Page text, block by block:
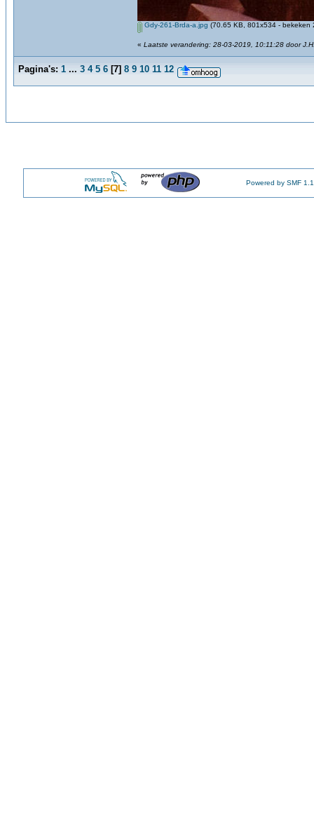
Gdy-261-Brda-a.jpg (70.65 KB, 801x534 - bekeken
« Laatste verandering: 28-03-2019, 10:11:28 door
Pagina's: 1 ... 3 4 5 6 [7] 8 9 10 11 12
Powered by SMF